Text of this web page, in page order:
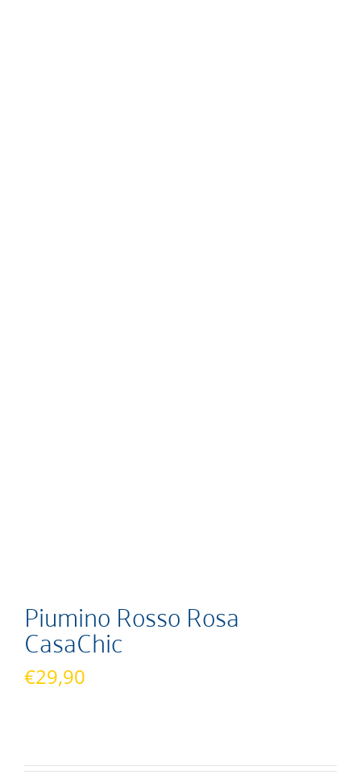
Piumino Rosso Rosa
CasaChic
€29,90